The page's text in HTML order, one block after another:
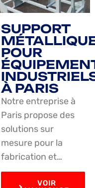
SUPPORT
POUR
À PARIS
Notre entreprise à
Paris propose des
solutions sur
mesure pour la
fabrication et…
VOIR